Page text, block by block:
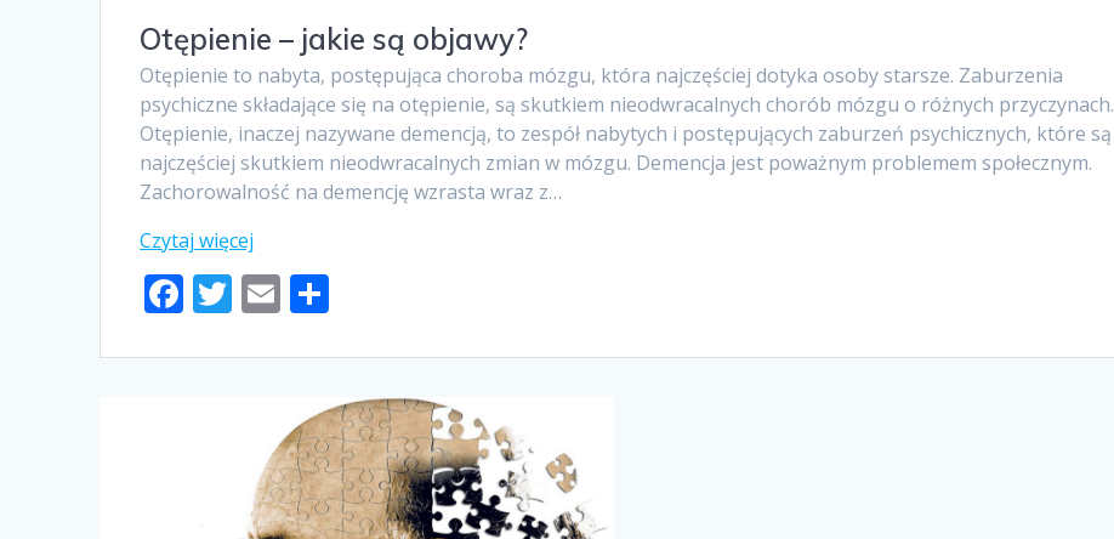
Otępienie – jakie są objawy?
Otępienie to nabyta, postępująca choroba mózgu, która najczęściej dotyka osoby starsze. Zaburzenia
psychiczne składające się na otępienie, są skutkiem nieodwracalnych chorób mózgu o różnych przyczynach.
Otępienie, inaczej nazywane demencją, to zespół nabytych i postępujących zaburzeń psychicznych, które są
najczęściej skutkiem nieodwracalnych zmian w mózgu. Demencja jest poważnym problemem społecznym.
Zachorowalność na demencję wzrasta wraz z…
F
e
T
itt
E
ai ar
e